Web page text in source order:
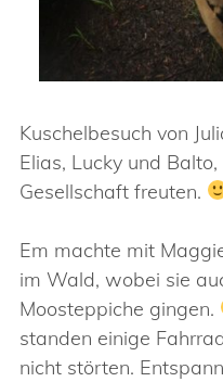
Kuschelbesuch von
Elias, Lucky und
Gesellschaft freuten.
Em machte mit
im Wald, wobei sie
Moosteppiche gingen.
standen einige
nicht störten.